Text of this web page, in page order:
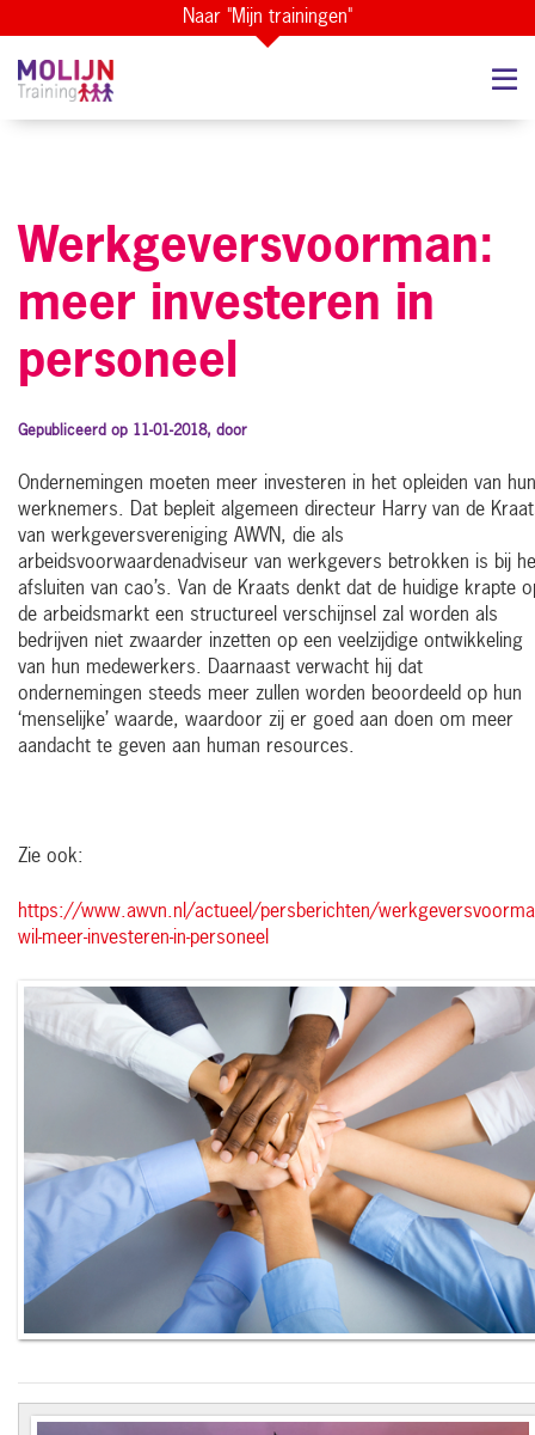
Naar "Mijn trainingen"
Werkgeversvoorman:
meer investeren in
personeel
Gepubliceerd op 11-01-2018, door
Ondernemingen moeten meer investeren in het opleiden van hun
werknemers. Dat bepleit algemeen directeur Harry van de
van werkgeversvereniging AWVN, die als
arbeidsvoorwaardenadviseur van werkgevers betrokken is bij
afsluiten van cao’s. Van de Kraats denkt dat de huidige krapte
de arbeidsmarkt een structureel verschijnsel zal worden als
bedrijven niet zwaarder inzetten op een veelzijdige ontwikkeling
van hun medewerkers. Daarnaast verwacht hij dat
ondernemingen steeds meer zullen worden beoordeeld op hun
‘menselijke’ waarde, waardoor zij er goed aan doen om meer
aandacht te geven aan human resources.
Zie ook:
https://www.awvn.nl/actueel/persberichten/
wil-meer-investeren-in-personeel